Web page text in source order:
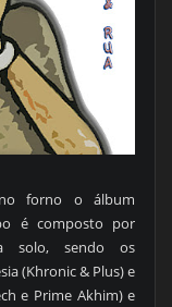
forno o álbum
é composto por
solo, sendo os
(Khronic & Plus) e
e Prime Akhim) e